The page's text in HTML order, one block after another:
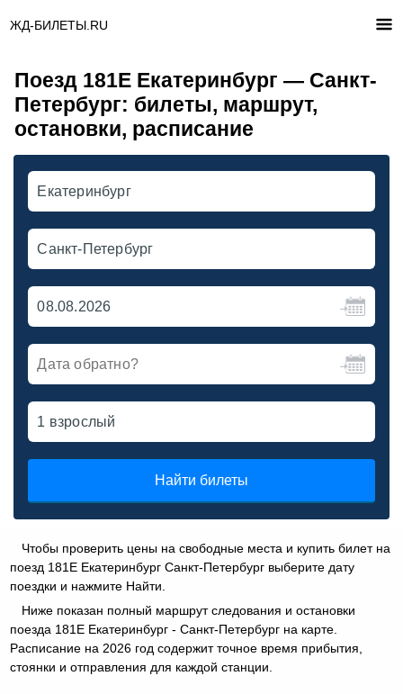
ЖД-БИЛЕТЫ.RU
Поезд 181Е Екатеринбург — Санкт-
Петербург: билеты, маршрут,
остановки, расписание
Найти билеты
Чтобы проверить цены на свободные места и купить билет на
поезд 181Е Екатеринбург Санкт-Петербург выберите дату
поездки и нажмите Найти.
Ниже показан полный маршрут следования и остановки
поезда 181Е Екатеринбург - Санкт-Петербург на карте.
Расписание на 2026 год содержит точное время прибытия,
стоянки и отправления для каждой станции.